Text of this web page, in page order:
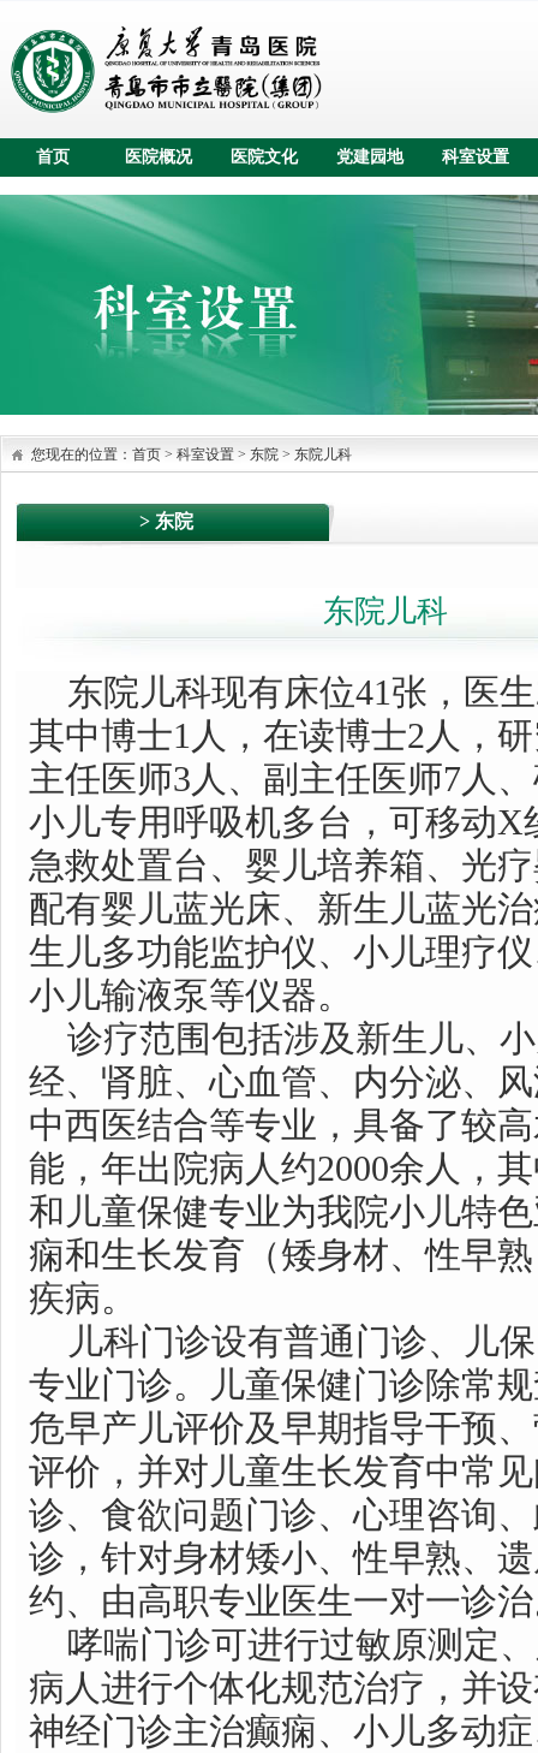
首页 医院概况 医院文化 党建园地 科室设置
您现在的位置： 首页 > 科室设置 > 东院 > 东院儿科
> 东院
东院儿科
东院儿科现有床位41张，医
其中博士1人，在读博士2人，
主任医师3人、副主任医师7人
小儿专用呼吸机多台，可移动X
急救处置台、婴儿培养箱、光
配有婴儿蓝光床、新生儿蓝光
生儿多功能监护仪、小儿理疗
小儿输液泵等仪器。
诊疗范围包括涉及新生儿、
经、肾脏、心血管、内分泌、
中西医结合等专业，具备了较
能，年出院病人约2000余人，
和儿童保健专业为我院小儿特
痫和生长发育（矮身材、性早
疾病。
儿科门诊设有普通门诊、儿
专业门诊。儿童保健门诊除常
危早产儿评价及早期指导干预
评价，并对儿童生长发育中常
诊、食欲问题门诊、心理咨询
诊，针对身材矮小、性早熟、
约、由高职专业医生一对一诊
哮喘门诊可进行过敏原测定
病人进行个体化规范治疗，并
神经门诊主治癫痫、小儿多动